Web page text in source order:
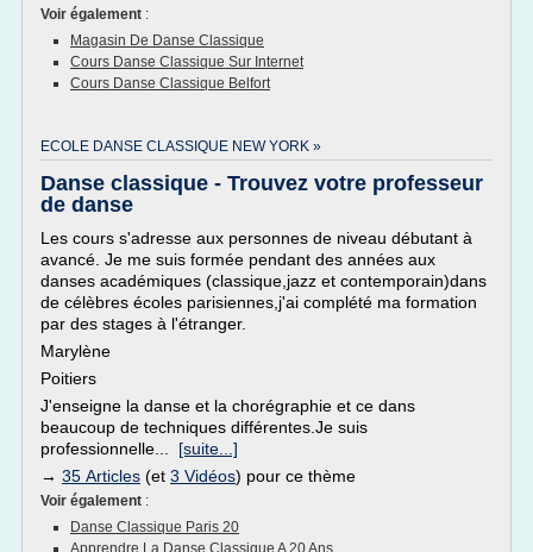
Voir également :
Magasin De Danse Classique
Cours Danse Classique Sur Internet
Cours Danse Classique Belfort
ECOLE DANSE CLASSIQUE NEW YORK »
Danse classique - Trouvez votre professeur
de danse
Les cours s'adresse aux personnes de niveau débutant à
avancé. Je me suis formée pendant des années aux
danses académiques (classique,jazz et contemporain)dans
de célèbres écoles parisiennes,j'ai complété ma formation
par des stages à l'étranger.
Marylène
Poitiers
J'enseigne la danse et la chorégraphie et ce dans
beaucoup de techniques différentes.Je suis
professionnelle... [suite...]
→ 35 Articles (et 3 Vidéos) pour ce thème
Voir également :
Danse Classique Paris 20
Apprendre La Danse Classique A 20 Ans